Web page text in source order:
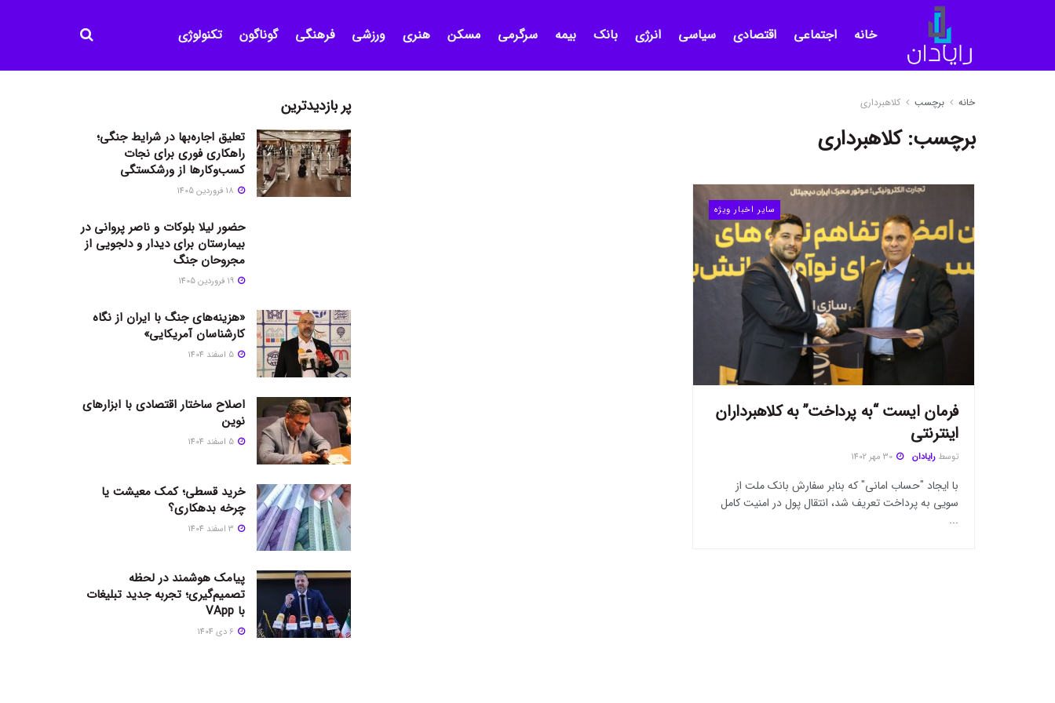
خانه اجتماعی اقتصادی سیاسی انرژی بانک بیمه سرگرمی مسکن هنری ورزشی فرهنگی گوناگون تکنولوژی
خانه برچسب کلاهبرداری
برچسب:کلاهبرداری
سایر اخبار ویژه
فرمان ایست “به پرداخت” به کلاهبرداران
اینترنتی
توسط رایادان
با ایجاد "حساب امانی" که بنابر سفارش بانک ملت از
سویی به پرداخت تعریف شد، انتقال پول در امنیت کامل
...
پر بازدیدترین
تعلیق اجاره‌بها در شرایط جنگی؛
راهکاری فوری برای نجات
کسب‌وکارها از ورشکستگی
حضور لیلا بلوکات و ناصر پروانی در
بیمارستان برای دیدار و دلجویی از
مجروحان جنگ
«هزینه‌های جنگ با ایران از نگاه
کارشناسان آمریکایی»
اصلاح ساختار اقتصادی با ابزارهای
نوین
خرید قسطی؛ کمک معیشت یا
چرخه بدهکاری؟
پیامک هوشمند در لحظه
تصمیم‌گیری؛ تجربه جدید تبلیغات
با VApp